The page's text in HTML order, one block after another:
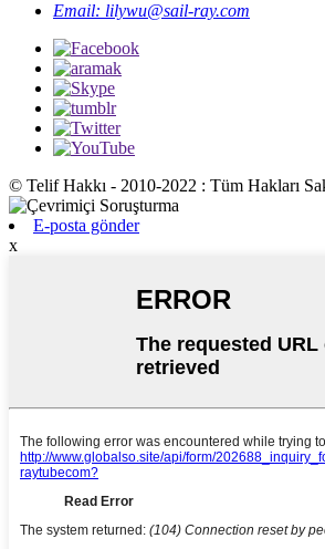
Email: lilywu@sail-ray.com
© Telif Hakkı - 2010-2022 : Tüm Hakları
E-posta gönder
x